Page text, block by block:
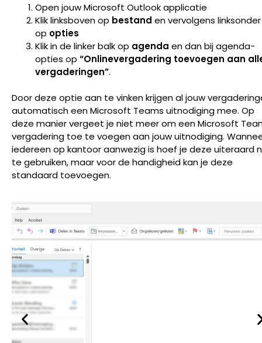
Open jouw Microsoft Outlook applicatie
Klik linksboven op bestand en vervolgens linksonder
op opties
Klik in de linker balk op agenda en dan bij agenda-
opties op “Onlinevergadering toevoegen aan
vergaderingen”.
Door deze optie aan te vinken krijgen al jouw
automatisch een Microsoft Teams uitnodiging mee. Op
deze manier vergeet je niet meer om een Microsoft
vergadering toe te voegen aan jouw uitnodiging.
iedereen op kantoor aanwezig is hoef je deze uiteraard
te gebruiken, maar voor de handigheid kan je deze
standaard toevoegen.